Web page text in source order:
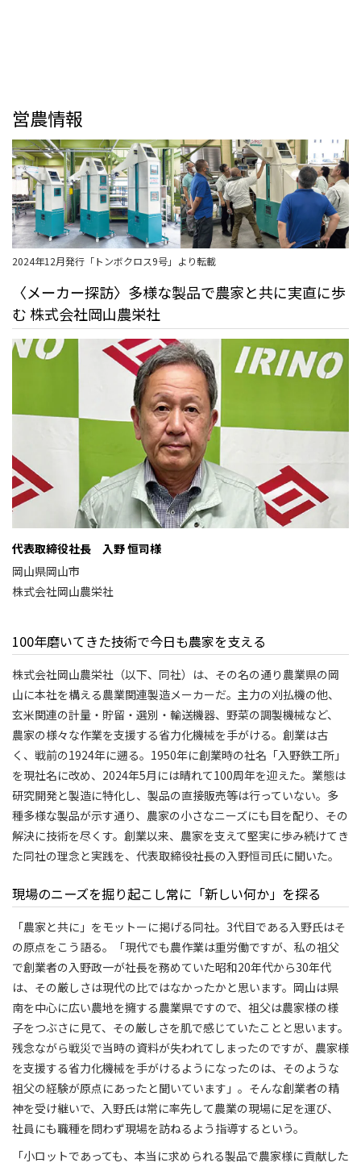
営農情報
2024年12月発行「トンボクロス9号」より転載
〈メーカー探訪〉多様な製品で農家と共に実直に歩
む 株式会社岡山農栄社
代表取締役社長 入野 恒司様
岡山県岡山市
株式会社岡山農栄社
100年磨いてきた技術で今日も農家を支える
株式会社岡山農栄社（以下、同社）は、その名の通り農業県の岡
山に本社を構える農業関連製造メーカーだ。主力の刈払機の他、
玄米関連の計量・貯留・選別・輸送機器、野菜の調製機械など、
農家の様々な作業を支援する省力化機械を手がける。創業は古
く、戦前の1924年に遡る。1950年に創業時の社名「入野鉄工所」
を現社名に改め、2024年5月には晴れて100周年を迎えた。業態は
研究開発と製造に特化し、製品の直接販売等は行っていない。多
種多様な製品が示す通り、農家の小さなニーズにも目を配り、その
解決に技術を尽くす。創業以来、農家を支えて堅実に歩み続けてき
た同社の理念と実践を、代表取締役社長の入野恒司氏に聞いた。
現場のニーズを掘り起こし常に「新しい何か」を探る
「農家と共に」をモットーに掲げる同社。3代目である入野氏はそ
の原点をこう語る。「現代でも農作業は重労働ですが、私の祖父
で創業者の入野政一が社長を務めていた昭和20年代から30年代
は、その厳しさは現代の比ではなかったかと思います。岡山は県
南を中心に広い農地を擁する農業県ですので、祖父は農家様の様
子をつぶさに見て、その厳しさを肌で感じていたことと思います。
残念ながら戦災で当時の資料が失われてしまったのですが、農家様
を支援する省力化機械を手がけるようになったのは、そのような
祖父の経験が原点にあったと聞いています」。そんな創業者の精
神を受け継いで、入野氏は常に率先して農業の現場に足を運び、
社員にも職種を問わず現場を訪ねるよう指導するという。
「小ロットであっても、本当に求められる製品で農家様に貢献した